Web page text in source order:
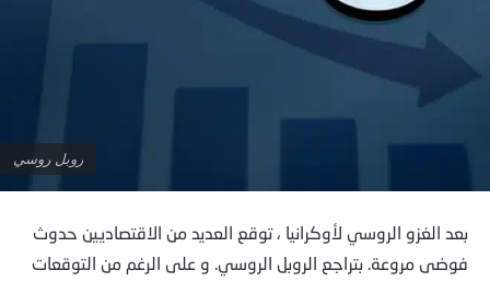
روبل روسي
بعد الغزو الروسي لأوكرانيا ، توقع العديد من الاقتصاديين حدوث
فوضى مروعة. بتراجع الروبل الروسي. و على الرغم من التوقعات